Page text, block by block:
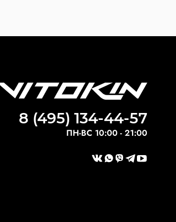
8 (495) 134-44-57
ПН-ВС 10:00 - 21:00